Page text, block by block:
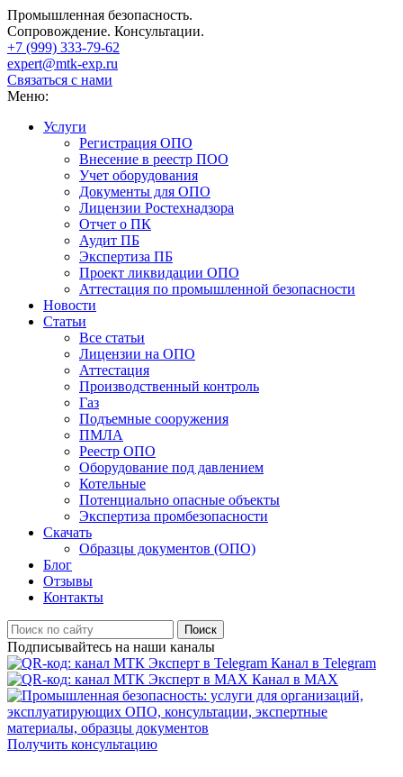
Промышленная безопасность.
Сопровождение. Консультации.
+7 (999) 333-79-62
expert@mtk-exp.ru
Связаться с нами
Меню:
Услуги
Регистрация ОПО
Внесение в реестр ПОО
Учет оборудования
Документы для ОПО
Лицензии Ростехнадзора
Отчет о ПК
Аудит ПБ
Экспертиза ПБ
Проект ликвидации ОПО
Аттестация по промышленной безопасности
Новости
Статьи
Все статьи
Лицензии на ОПО
Аттестация
Производственный контроль
Газ
Подъемные сооружения
ПМЛА
Реестр ОПО
Оборудование под давлением
Котельные
Потенциально опасные объекты
Экспертиза промбезопасности
Скачать
Образцы документов (ОПО)
Блог
Отзывы
Контакты
Поиск
Подписывайтесь на наши каналы
Канал в Telegram
Канал в MAX
Получить консультацию